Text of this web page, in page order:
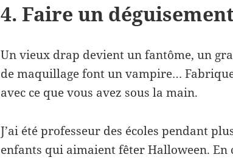
4. Faire un
Un vieux drap devient un fantôme, un
de maquillage font un vampire…
avec ce que vous avez sous la main.
J’ai été professeur des écoles pendant
enfants qui aimaient fêter Halloween. En